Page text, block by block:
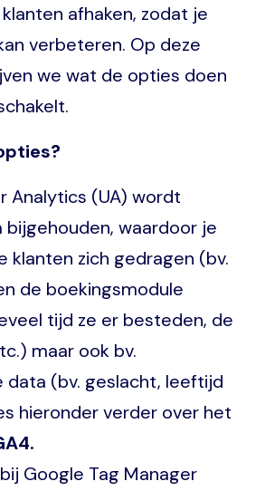
afhaken, zodat je
verbeteren. Op deze
we wat de opties doen
Analytics (UA) wordt
bijgehouden, waardoor je
klanten zich gedragen (bv.
de boekingsmodule
tijd ze er besteden, de
maar ook bv.
data (bv. geslacht, leeftijd
hieronder verder over het
bij Google Tag Manager